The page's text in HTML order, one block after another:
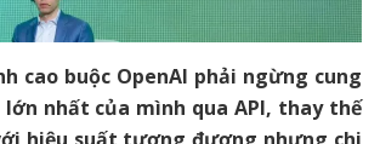
cao buộc OpenAI phải ngừng cung
lớn nhất của mình qua API, thay thế